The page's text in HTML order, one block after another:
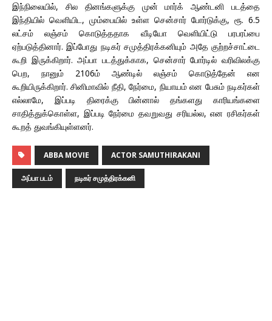
இந்நிலையில், சில தினங்களுக்கு முன் மார்க் ஆண்டனி படத்தை
இந்தியில் வெளியிட, மும்பையில் உள்ள சென்சார் போர்டுக்கு, ரூ. 6.5
லட்சம் லஞ்சம் கொடுத்ததாக வீடியோ வெளியிட்டு பரபரப்பை
ஏற்படுத்தினார். இப்போது நடிகர் சமுத்திரக்கனியும் அதே குற்றச்சாட்டை
கூறி இருக்கிறார். அப்பா படத்துக்காக, சென்சார் போர்டில் வரிவிலக்கு
பெற, நானும் 2106ம் ஆண்டில் லஞ்சம் கொடுத்தேன் என
கூறியிருக்கிறார். சினிமாவில் நீதி, நேர்மை, நியாயம் என பேசும் நடிகர்கள்
எல்லாமே, இப்படி திரைக்கு பின்னால் தங்களது காரியங்களை
சாதித்துக்கொள்ள, இப்படி நேர்மை தவறுவது சரியல்ல, என ரசிகர்கள்
கூறத் துவங்கியுள்ளனர்.
ABBA MOVIE ACTOR SAMUTHIRAKANI
அப்பா படம் நடிகர் சமுத்திரக்கனி